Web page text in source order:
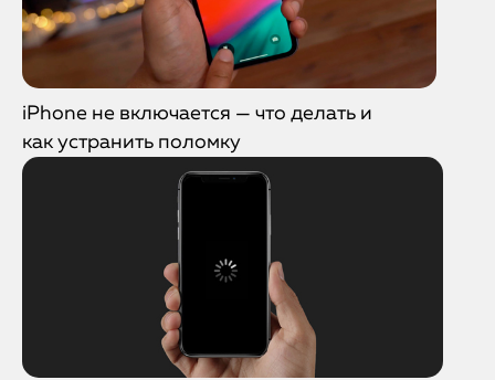
iPhone не включается — что делать и
как устранить поломку